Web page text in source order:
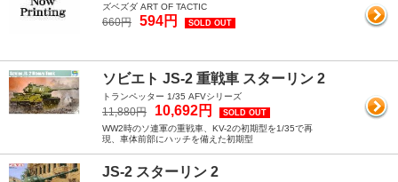
ズベズダ ART OF TACTIC
660円 594円 SOLD OUT
ソビエト JS-2 重戦車 スターリン 2
トランペッター 1/35 AFVシリーズ
11,880円 10,692円 SOLD OUT
WW2時のソ連軍の重戦車、KV-2の初期型を1/35で再
現、車体前部にハッチを備えた初期型
JS-2 スターリン 2